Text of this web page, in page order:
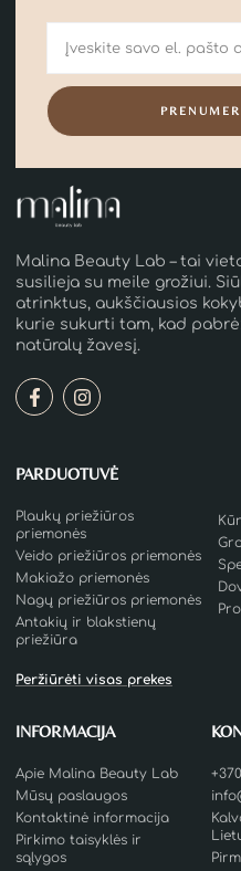
Malina Beauty Lab – tai
susilieja su meile grožiui.
atrinktus, aukščiausios
kurie sukurti tam, kad
natūralų žavesį.
PARDUOTUVĖ
Plaukų priežiūros
priemonės
Veido priežiūros priemonės
Makiažo priemonės
Nagų priežiūros priemonės
Antakių ir blakstienų
priežiūra
Peržiūrėti visas prekes
INFORMACIJA
Apie Malina Beauty Lab
Mūsų paslaugos
Kontaktinė informacija
Pirkimo taisyklės ir
sąlygos